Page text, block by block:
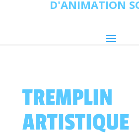
D'ANIMATION
TREMPLIN
ARTISTIQUE